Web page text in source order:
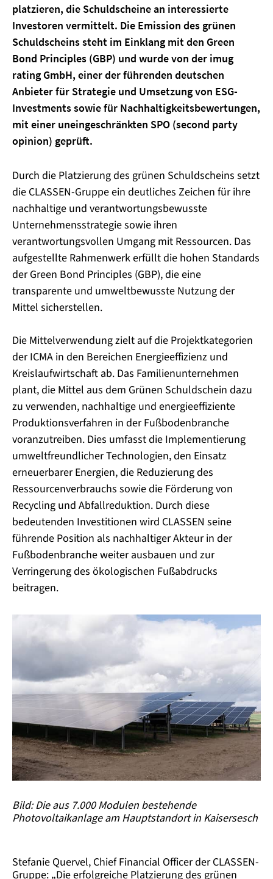
platzieren, die Schuldscheine an interessierte
Investoren vermittelt. Die Emission des grünen
Schuldscheins steht im Einklang mit den Green
Bond Principles (GBP) und wurde von der imug
rating GmbH, einer der führenden deutschen
Anbieter für Strategie und Umsetzung von ESG-
Investments sowie für Nachhaltigkeitsbewertungen,
mit einer uneingeschränkten SPO (second party
opinion) geprüft.
Durch die Platzierung des grünen Schuldscheins setzt
die CLASSEN-Gruppe ein deutliches Zeichen für ihre
nachhaltige und verantwortungsbewusste
Unternehmensstrategie sowie ihren
verantwortungsvollen Umgang mit Ressourcen. Das
aufgestellte Rahmenwerk erfüllt die hohen Standards
der Green Bond Principles (GBP), die eine
transparente und umweltbewusste Nutzung der
Mittel sicherstellen.
Die Mittelverwendung zielt auf die Projektkategorien
der ICMA in den Bereichen Energieeffizienz und
Kreislaufwirtschaft ab. Das Familienunternehmen
plant, die Mittel aus dem Grünen Schuldschein dazu
zu verwenden, nachhaltige und energieeffiziente
Produktionsverfahren in der Fußbodenbranche
voranzutreiben. Dies umfasst die Implementierung
umweltfreundlicher Technologien, den Einsatz
erneuerbarer Energien, die Reduzierung des
Ressourcenverbrauchs sowie die Förderung von
Recycling und Abfallreduktion. Durch diese
bedeutenden Investitionen wird CLASSEN seine
führende Position als nachhaltiger Akteur in der
Fußbodenbranche weiter ausbauen und zur
Verringerung des ökologischen Fußabdrucks
beitragen.
Bild: Die aus 7.000 Modulen bestehende
Photovoltaikanlage am Hauptstandort in Kaisersesch
Stefanie Quervel, Chief Financial Officer der CLASSEN-
Gruppe: „Die erfolgreiche Platzierung des grünen